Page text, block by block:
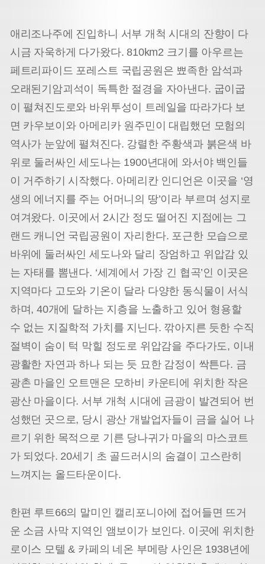
애리조나주에 진입하니 서부 개척 시대의 잔향이 다
시금 자욱하게 다가왔다. 810km2 크기를 아우르는
페트리파이드 포레스트 국립공원은 뾰족한 암석과
오래된기암괴석이 독특한 절경을 자아낸다. 굽이굽
이 펼쳐진 도로와 바위투성이 트레일을 따라가다 보
면 카우보이와 아메리카 원주민이 대립했던 모험의
역사가 눈앞에 펼 쳐진다. 강렬한 주황색과 붉은색 바
위로 둘러싸인 세도나는 1900년대에 와서야 백인들
이 거주하기 시작했다. 아메리칸 인디언은 이곳을 ‘영
생의 에너지를 주는 어머니의 땅’이라 부르며 성지로
여겨왔다. 이곳에서 2시간 정도 떨어진 지점에는 그
랜드 캐니언 국립공원이 자리한다. 포근한 모습으로
바위에 둘러싸인 세도나와 달리 장엄하고 위압감 있
는 자태를 뽐낸다. ‘세계에서 가장 긴 협곡’인 이곳은
지역마다 고도와 기온이 달라 다양한 동식물이 서식
하며, 40개에 달하는 지층을 노출하고 있어 형용할
수 없는 지질학적 가치를 지닌다. 깎아지른 듯한 수직
절벽이 숨이 턱 막힐 정도로 위압감을 주다가도, 이내
광활한 자연과 하나 되는 듯 묘한 감정이 싹튼다. 금
광촌 마을인 오트맨은 모하비 카운티에 위치한 작은
광산 마을이다. 서부 개척 시대에 금광이 발견되어 번
성했던 곳으로, 당시 광산 개발업자들이 금을 실어 나
르기 위한 목적으로 기른 당나귀가 마을의 마스코트
가 되었다. 20세기 초 골드러시의 숨결이 고스란히
느껴지는 올드타운이다.
한편 루트66의 말미인 캘리포니아에 접어들면 뜨거
운 소금 사막 지역인 앰보이가 보인다. 이곳에 위치한
로이스 모텔 & 카페의 네온 부메랑 사인은 1938년에